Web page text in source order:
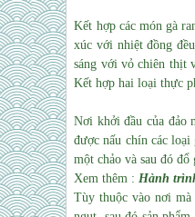
Kết hợp các món gà
xúc với nhiệt đồng
sáng với vỏ chiên thịt
Kết hợp hai loại thực
Nơi khởi đầu của đảo
được nấu chín các
một chảo và sau đó
Xem thêm :Hành
Tùy thuộc vào nơi